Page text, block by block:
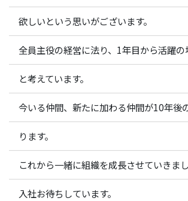
欲しいという思いがございます。
全員主役の経営に法り、1年目から活躍
と考えています。
今いる仲間、新たに加わる仲間が10年後
ります。
これから一緒に組織を成長させていきまし
入社お待ちしています。